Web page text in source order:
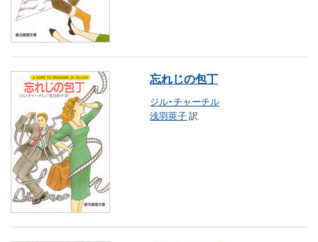
忘れじの包丁
ジル・チャーチル
浅羽莢子訳